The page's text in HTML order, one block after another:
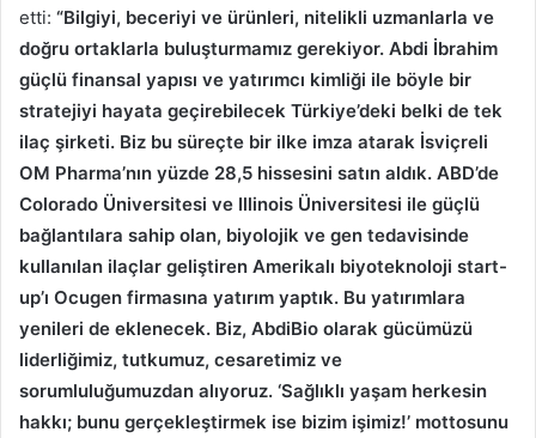
etti: “Bilgiyi, beceriyi ve ürünleri, nitelikli uzmanlarla ve
doğru ortaklarla buluşturmamız gerekiyor. Abdi İbrahim
güçlü finansal yapısı ve yatırımcı kimliği ile böyle bir
stratejiyi hayata geçirebilecek Türkiye’deki belki de tek
ilaç şirketi. Biz bu süreçte bir ilke imza atarak İsviçreli
OM Pharma’nın yüzde 28,5 hissesini satın aldık. ABD’de
Colorado Üniversitesi ve Illinois Üniversitesi ile güçlü
bağlantılara sahip olan, biyolojik ve gen tedavisinde
kullanılan ilaçlar geliştiren Amerikalı biyoteknoloji start-
up’ı Ocugen firmasına yatırım yaptık. Bu yatırımlara
yenileri de eklenecek. Biz, AbdiBio olarak gücümüzü
liderliğimiz, tutkumuz, cesaretimiz ve
sorumluluğumuzdan alıyoruz. ‘Sağlıklı yaşam herkesin
hakkı; bunu gerçekleştirmek ise bizim işimiz!’ mottosunu